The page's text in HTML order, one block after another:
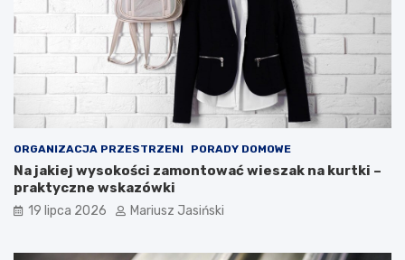
ORGANIZACJA PRZESTRZENI PORADY DOMOWE
Na jakiej wysokości zamontować wieszak na kurtki –
praktyczne wskazówki
19 lipca 2026 Mariusz Jasiński